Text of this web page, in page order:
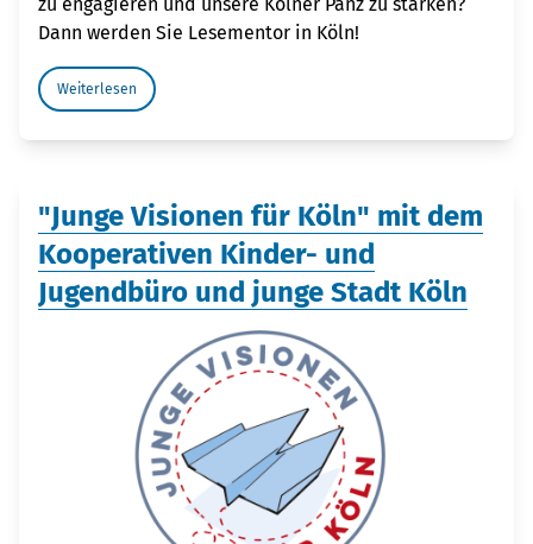
zu engagieren und unsere Kölner Pänz zu stärken?
Dann werden Sie Lesementor in Köln!
Weiterlesen
"Junge Visionen für Köln" mit dem
Kooperativen Kinder- und
Jugendbüro und junge Stadt Köln